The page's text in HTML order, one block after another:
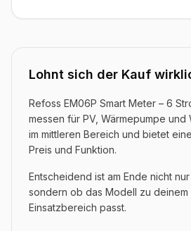
Lohnt sich der Kauf
Refoss EM06P Smart Meter – 6
messen für PV, Wärmepumpe
im mittleren Bereich und bietet
Preis und Funktion.
Entscheidend ist am Ende nicht
sondern ob das Modell zu
Einsatzbereich passt.